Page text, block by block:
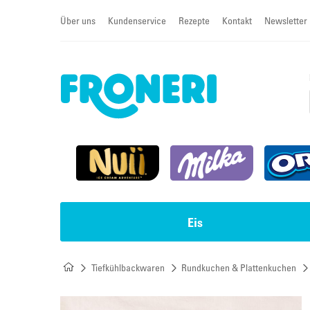
Über uns Kundenservice Rezepte Kontakt Newsletter
Eis
Tiefkühlbackwaren Rundkuchen & Plattenkuchen